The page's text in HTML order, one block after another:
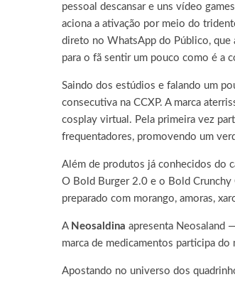
pessoal descansar e uns vídeo
aciona a ativação por meio do
direto no WhatsApp do Público, que
para o fã sentir um pouco como é a
Saindo dos estúdios e falando um
consecutiva na CCXP. A marca
cosplay virtual. Pela primeira vez
frequentadores, promovendo um
Além de produtos já conhecidos do
O Bold Burger 2.0 e o Bold Crunchy
preparado com morango, amoras,
A Neosaldina apresenta Neosaland
marca de medicamentos participa
Apostando no universo dos